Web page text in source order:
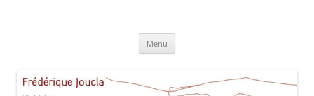
Aucamville Toulouse
Menu